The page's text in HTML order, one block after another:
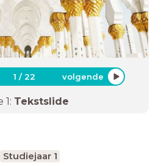
1 /22 volgende
1: Tekstslide
Studiejaar 1